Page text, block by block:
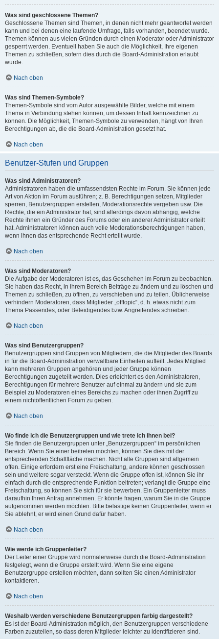
Was sind geschlossene Themen?
Geschlossene Themen sind Themen, in denen nicht mehr geantwortet werden
kann und bei denen eine laufende Umfrage, falls vorhanden, beendet wurde.
Themen können aus vielen Gründen durch einen Moderator oder Administrator
gesperrt werden. Eventuell haben Sie auch die Möglichkeit, Ihre eigenen
Themen zu schließen, sofern dies durch die Board-Administration erlaubt
wurde.
Nach oben
Was sind Themen-Symbole?
Themen-Symbole sind vom Autor ausgewählte Bilder, welche mit einem
Thema in Verbindung stehen können, um dessen Inhalt kennzeichnen zu
können. Die Möglichkeit, Themen-Symbole zu verwenden, hängt von Ihren
Berechtigungen ab, die die Board-Administration gesetzt hat.
Nach oben
Benutzer-Stufen und Gruppen
Was sind Administratoren?
Administratoren haben die umfassendsten Rechte im Forum. Sie können jede
Art von Aktion im Forum ausführen; z. B. Berechtigungen setzen, Mitglieder
sperren, Benutzergruppen erstellen, Moderationsrechte vergeben usw. Die
Rechte, die ein Administrator hat, sind allerdings davon abhängig, welche
Rechte ihnen ein Gründer des Forums oder ein anderer Administrator erteilt
hat. Administratoren können auch volle Moderationsberechtigungen haben,
wenn ihnen das entsprechende Recht erteilt wurde.
Nach oben
Was sind Moderatoren?
Die Aufgabe der Moderatoren ist es, das Geschehen im Forum zu beobachten.
Sie haben das Recht, in ihrem Bereich Beiträge zu ändern und zu löschen und
Themen zu schließen, zu öffnen, zu verschieben und zu teilen. Üblicherweise
verhindern Moderatoren, dass Mitglieder „offtopic“, d. h. etwas nicht zum
Thema Passendes, oder Beleidigendes bzw. Angreifendes schreiben.
Nach oben
Was sind Benutzergruppen?
Benutzergruppen sind Gruppen von Mitgliedern, die die Mitglieder des Boards
in für die Board-Administration verwaltbare Einheiten aufteilt. Jedes Mitglied
kann mehreren Gruppen angehören und jeder Gruppe können
Berechtigungen zugeteilt werden. Dies erleichtert es den Administratoren,
Berechtigungen für mehrere Benutzer auf einmal zu ändern und sie zum
Beispiel zu Moderatoren eines Bereichs zu machen oder ihnen Zugriff zu
einem nichtöffentlichen Forum zu geben.
Nach oben
Wo finde ich die Benutzergruppen und wie trete ich ihnen bei?
Sie finden die Benutzergruppen unter „Benutzergruppen“ im persönlichen
Bereich. Wenn Sie einer beitreten möchten, können Sie dies mit der
entsprechenden Schaltfläche machen. Nicht alle Gruppen sind allgemein
offen. Einige erfordern erst eine Freischaltung, andere können geschlossen
sein und weitere sogar versteckt. Wenn die Gruppe offen ist, können Sie ihr
einfach durch die entsprechende Funktion beitreten; verlangt die Gruppe eine
Freischaltung, so können Sie sich für sie bewerben. Ein Gruppenleiter muss
daraufhin Ihren Antrag annehmen. Er könnte fragen, warum Sie in die Gruppe
aufgenommen werden möchten. Bitte belästige keinen Gruppenleiter, wenn er
Sie ablehnt, er wird einen Grund dafür haben.
Nach oben
Wie werde ich Gruppenleiter?
Der Leiter einer Gruppe wird normalerweise durch die Board-Administration
festgelegt, wenn die Gruppe erstellt wird. Wenn Sie eine eigene
Benutzergruppe erstellen möchten, dann sollten Sie einen Administrator
kontaktieren.
Nach oben
Weshalb werden verschiedene Benutzergruppen farbig dargestellt?
Es ist der Board-Administration möglich, den Benutzergruppen verschiedene
Farben zuzuteilen, so dass deren Mitglieder leichter zu identifizieren sind.